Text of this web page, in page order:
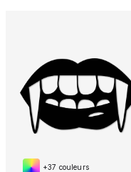
+37 couleurs